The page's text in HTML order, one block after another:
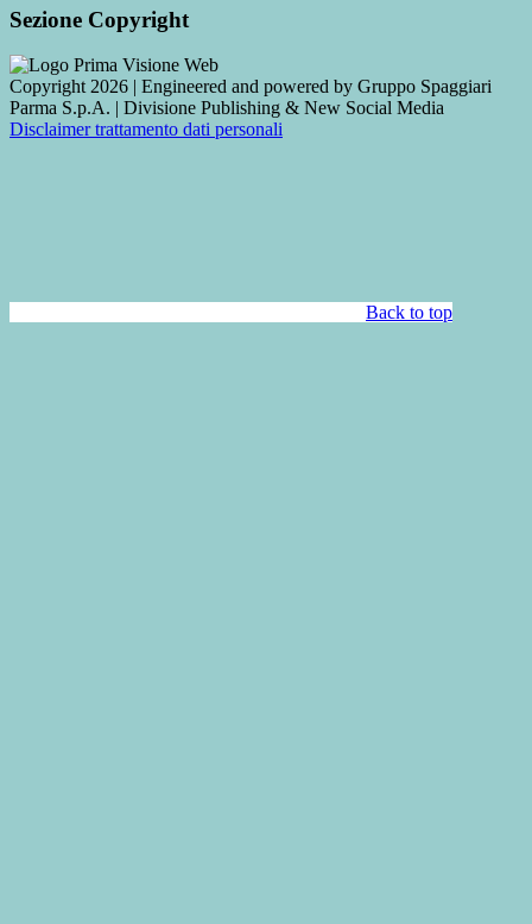
Sezione Copyright
Copyright 2026 | Engineered and powered by Gruppo Spaggiari
Parma S.p.A. | Divisione Publishing & New Social Media
Disclaimer trattamento dati personali
Back to top